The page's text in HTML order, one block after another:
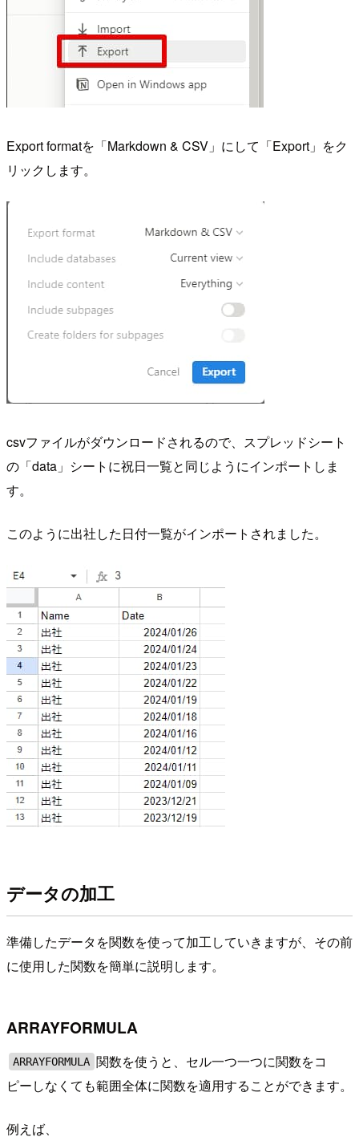
Export formatを「Markdown & CSV」にして「Export」をク
リックします。
csvファイルがダウンロードされるので、スプレッドシート
の「data」シートに祝日一覧と同じようにインポートしま
す。
このように出社した日付一覧がインポートされました。
データの加工
準備したデータを関数を使って加工していきますが、その前
に使用した関数を簡単に説明します。
ARRAYFORMULA
ARRAYFORMULA 関数を使うと、セル一つ一つに関数をコ
ピーしなくても範囲全体に関数を適用することができます。
例えば、